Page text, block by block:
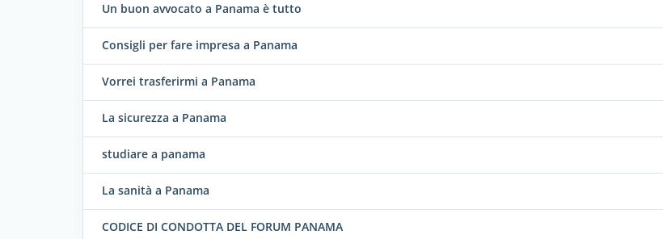
Un buon avvocato a Panama è tutto
Consigli per fare impresa a Panama
Vorrei trasferirmi a Panama
La sicurezza a Panama
studiare a panama
La sanità a Panama
CODICE DI CONDOTTA DEL FORUM PANAMA